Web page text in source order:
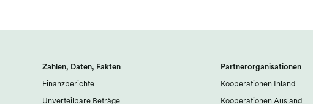
Zahlen, Daten, Fakten
Finanzberichte
Unverteilbare Beträge
Partnerorganisationen
Kooperationen Inland
Kooperationen Ausland